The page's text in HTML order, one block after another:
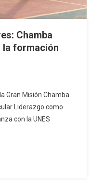
Chamba
la formación
Gran Misión Chamba
Liderazgo como
con la UNES